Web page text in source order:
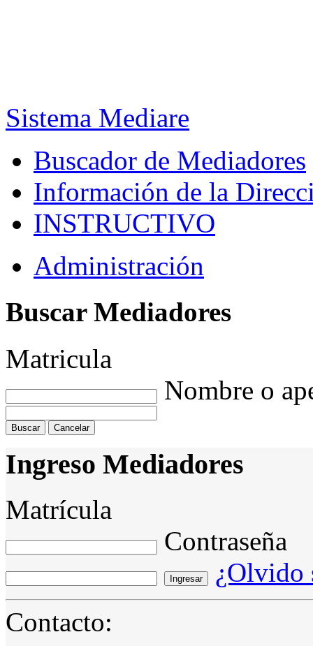
Sistema Mediare
Buscador de Mediadores
Información de la
INSTRUCTIVO
Administración
Buscar Mediadores
Matricula
Nombre o
Ingreso Mediadores
Matrícula
Contraseña
Ingresar
¿Olvido
Contacto: